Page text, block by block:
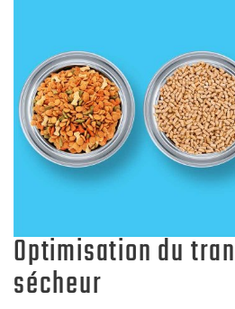
Optimisation du
sécheur